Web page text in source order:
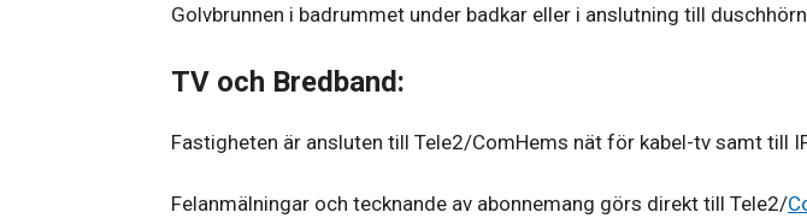
Golvbrunnen i badrummet under badkar eller i anslutning till
TV och Bredband:
Fastigheten är ansluten till Tele2/ComHems nät för kabel-tv samt till
Felanmälningar och tecknande av abonnemang görs direkt till Tele2/